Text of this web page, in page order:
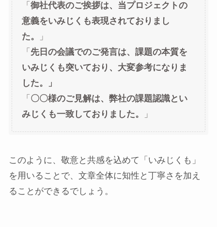
「 御社代表のご挨拶は、当プロジェクトの
意義をいみじくも表現されておりまし
た。
」
「 先日の会議でのご発言は、課題の本質を
いみじくも突いており、大変参考になりま
した。」
「 〇〇様のご見解は、弊社の課題認識とい
みじくも一致しておりました。
」
このように、敬意と共感を込めて「いみじくも」
を用いることで、文章全体に知性と丁寧さを加え
ることができるでしょう。